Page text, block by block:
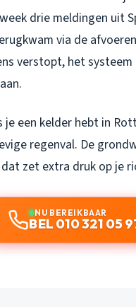
drie meldingen uit
via de
verstopt, het
je een kelder hebt in
regenval. De
zet extra druk op je
NU BEREIKBAAR
BEL 010 321 05